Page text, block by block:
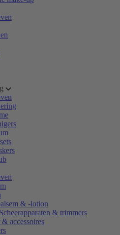
& -lotion
& trimmers
accessoires